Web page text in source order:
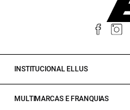
INSTITUCIONAL ELLUS
MULTIMARCAS E FRANQUIAS